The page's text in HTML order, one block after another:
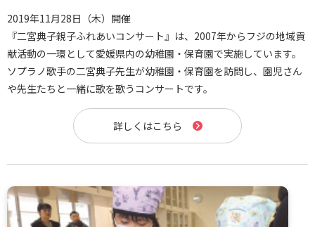
2019年11月28日（木）開催
『二宮典子親子ふれあいコンサート』は、2007年からフジの地域貢
献活動の一環として愛媛県内の幼稚園・保育園で実施しています。
ソプラノ歌手の二宮典子先生が幼稚園・保育園を訪問し、園児さん
や先生たちと一緒に歌を歌うコンサートです。
詳しくはこちら